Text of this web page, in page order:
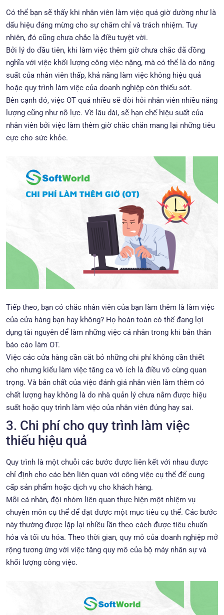
Có thể bạn sẽ thấy khi nhân viên làm việc quá giờ dường như là
dấu hiệu đáng mừng cho sự chăm chỉ và trách nhiệm. Tuy
nhiên, đó cũng chưa chắc là điều tuyệt vời.
Bởi lý do đầu tiên, khi làm việc thêm giờ chưa chắc đã đồng
nghĩa với việc khối lượng công việc nặng, mà có thể là do năng
suất của nhân viên thấp, khả năng làm việc không hiệu quả
hoặc quy trình làm việc của doanh nghiệp còn thiếu sót.
Bên cạnh đó, việc OT quá nhiều sẽ đòi hỏi nhân viên nhiều năng
lượng cũng như nỗ lực. Về lâu dài, sẽ hạn chế hiệu suất của
nhân viên bởi việc làm thêm giờ chắc chắn mang lại những tiêu
cực cho sức khỏe.
Tiếp theo, bạn có chắc nhân viên của bạn làm thêm là làm việc
của cửa hàng bạn hay không? Họ hoàn toàn có thể đang lợi
dụng tài nguyên để làm những việc cá nhân trong khi bản thân
báo cáo làm OT.
Việc các cửa hàng cần cắt bỏ những chi phí không cần thiết
cho nhưng kiểu làm việc tăng ca vô ích là điều vô cùng quan
trọng. Và bản chất của việc đánh giá nhân viên làm thêm có
chất lượng hay không là do nhà quản lý chưa nắm được hiệu
suất hoặc quy trình làm việc của nhân viên đúng hay sai.
3. Chi phí cho quy trình làm việc
thiếu hiệu quả
Quy trình là một chuỗi các bước được liên kết với nhau được
chỉ định cho các bên liên quan với công việc cụ thể để cung
cấp sản phẩm hoặc dịch vụ cho khách hàng.
Mỗi cá nhân, đội nhóm liên quan thực hiện một nhiệm vụ
chuyên môn cụ thể để đạt được một mục tiêu cụ thể. Các bước
này thường được lặp lại nhiều lần theo cách được tiêu chuẩn
hóa và tối ưu hóa. Theo thời gian, quy mô của doanh nghiệp mở
rộng tương ứng với việc tăng quy mô của bộ máy nhân sự và
khối lượng công việc.